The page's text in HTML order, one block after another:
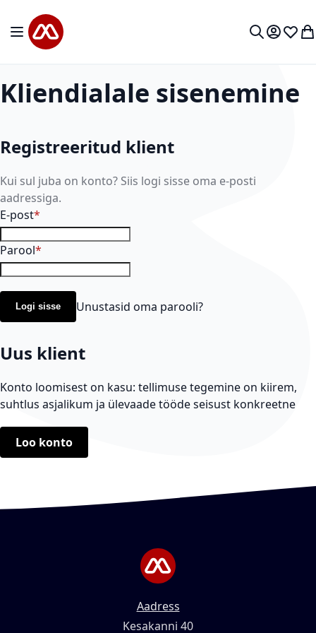
Mine sisu juurde
Toggle Nav
Minu
Kliendialale sisenemine
Registreeritud klient
Kui sul juba on konto? Siis logi sisse oma e-posti
aadressiga.
E-post
Parool
Logi sisse Unustasid oma parooli?
Uus klient
Konto loomisest on kasu: tellimuse tegemine on kiirem,
suhtlus asjalikum ja ülevaade tööde seisust konkreetne
Loo konto
Aadress
Kesakanni 40